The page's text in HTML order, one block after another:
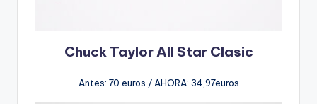
Chuck Taylor All StarClasic
Antes: 70 euros / AHORA: 34,97euros